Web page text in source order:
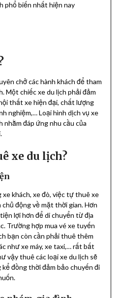
phổ biến nhất hiện nay
chở các hành khách để tham
Một chiếc xe du lịch phải đảm
thất xe hiện đại, chất lượng
nghiệm,… Loại hình dịch vụ xe
nhằm đáp ứng nhu cầu của
xe du lịch?
xe khách, xe đò, việc tự thuê xe
chủ động về mặt thời gian. Hơn
lợi hơn để di chuyển từ địa
Trường hợp mua vé xe tuyến
bạn còn cần phải thuê thêm
như xe máy, xe taxi,… rất bất
vậy thuê các loại xe du lịch sẽ
đồng thời đảm bảo chuyến đi